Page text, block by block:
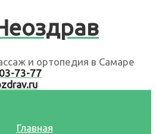
и ортопедия в Самаре
73-77
Главная